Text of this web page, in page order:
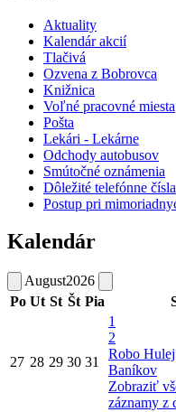
Aktuality
Kalendár akcií
Tlačivá
Ozvena z Bobrovca
Knižnica
Voľné pracovné miesta
Pošta
Lekári - Lekárne
Odchody autobusov
Smútočné oznámenia
Dôležité telefónne čísla
Postup pri
Kalendár
August2026
Po Ut St Št Pia
27 28 29 30 31
1
2
Robo Hulej
Baníkov
Zobraziť
záznamy z